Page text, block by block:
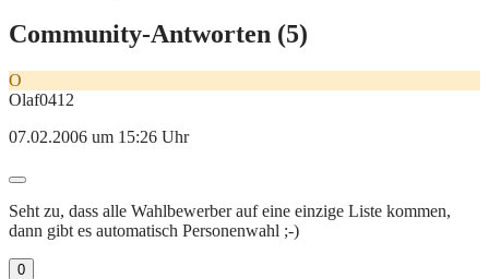
Community-Antworten (5)
O
Olaf0412
07.02.2006 um 15:26 Uhr
Seht zu, dass alle Wahlbewerber auf eine einzige Liste kommen,
dann gibt es automatisch Personenwahl ;-)
0